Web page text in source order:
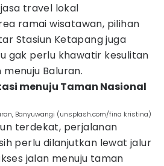
travel lokal
ramai wisatawan, pilihan
Stasiun Ketapang juga
gak perlu khawatir kesulitan
Baluran.
menuju Taman Nasional
Banyuwangi (unsplash.com/fina kristina)
terdekat, perjalanan
perlu dilanjutkan lewat jalur
jalan menuju taman